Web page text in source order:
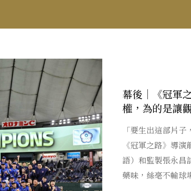
幕後｜《冠軍
權，為的是讓
「要生出這部片
《冠軍之路》導
語）和監製張永昌
藥味，絲毫不輸球